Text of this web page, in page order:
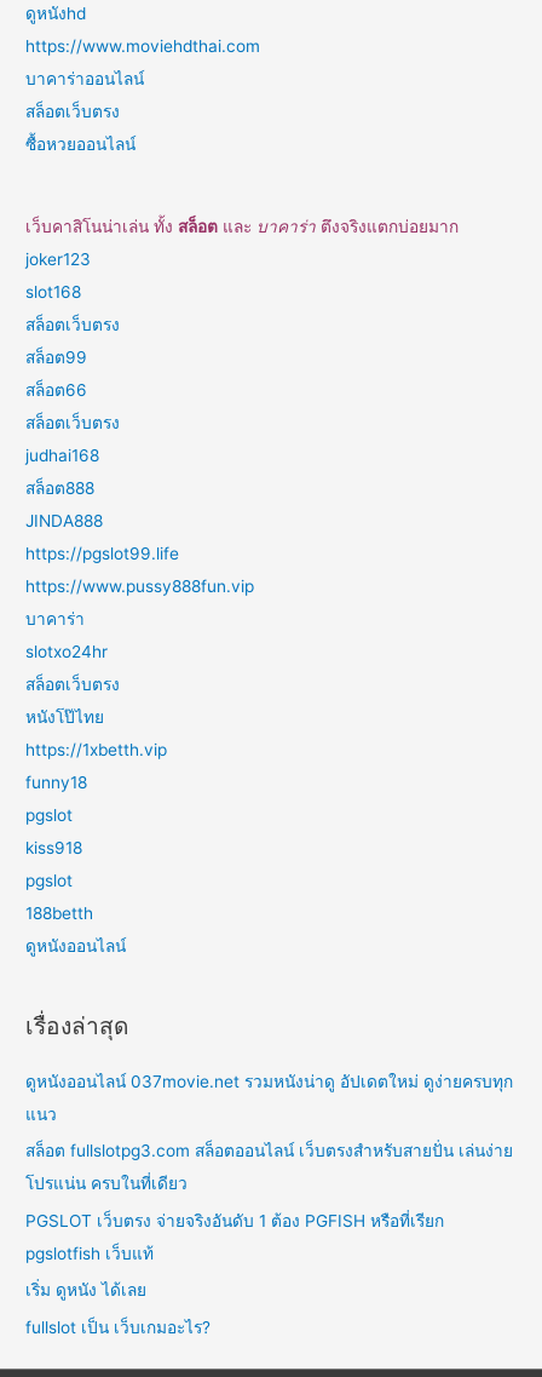
ดูหนังhd
https://www.moviehdthai.com
บาคาร่าออนไลน์
สล็อตเว็บตรง
ซื้อหวยออนไลน์
เว็บคาสิโนน่าเล่น ทั้ง สล็อต และ บาคาร่า ตึงจริงแตกบ่อยมาก
joker123
slot168
สล็อตเว็บตรง
สล็อต99
สล็อต66
สล็อตเว็บตรง
judhai168
สล็อต888
JINDA888
https://pgslot99.life
https://www.pussy888fun.vip
บาคาร่า
slotxo24hr
สล็อตเว็บตรง
หนังโป๊ไทย
https://1xbetth.vip
funny18
pgslot
kiss918
pgslot
188betth
ดูหนังออนไลน์
เรื่องล่าสุด
ดูหนังออนไลน์ 037movie.net รวมหนังน่าดู อัปเดตใหม่ ดูง่ายครบทุก
แนว
สล็อต fullslotpg3.com สล็อตออนไลน์ เว็บตรงสำหรับสายปั่น เล่นง่าย
โปรแน่น ครบในที่เดียว
PGSLOT เว็บตรง จ่ายจริงอันดับ 1 ต้อง PGFISH หรือที่เรียก
pgslotfish เว็บแท้
เริ่ม ดูหนัง ได้เลย
fullslot เป็น เว็บเกมอะไร?